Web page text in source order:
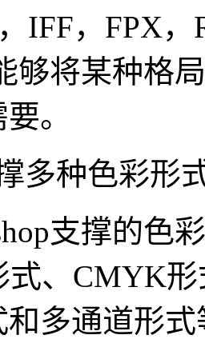
IFF，FPX
够将某种格
。
种色彩形
支撑的色彩
式、CMYK
和多通道形